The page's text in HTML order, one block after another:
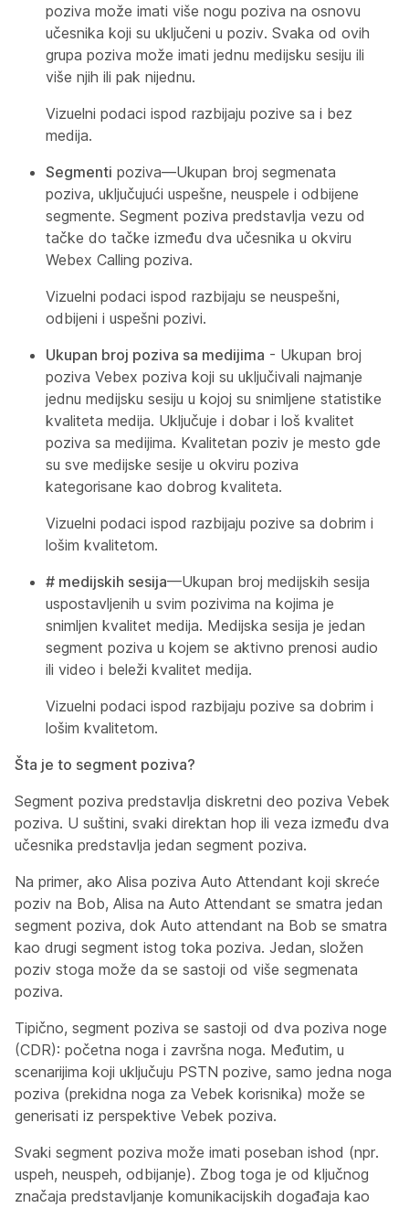
poziva može imati više nogu poziva na osnovu
učesnika koji su uključeni u poziv. Svaka od ovih
grupa poziva može imati jednu medijsku sesiju ili
više njih ili pak nijednu.
Vizuelni podaci ispod razbijaju pozive sa i bez
medija.
Segmenti poziva—Ukupan broj segmenata
poziva, uključujući uspešne, neuspele i odbijene
segmente. Segment poziva predstavlja vezu od
tačke do tačke između dva učesnika u okviru
Webex Calling poziva.
Vizuelni podaci ispod razbijaju se neuspešni,
odbijeni i uspešni pozivi.
Ukupan broj poziva sa medijima - Ukupan broj
poziva Vebex poziva koji su uključivali najmanje
jednu medijsku sesiju u kojoj su snimljene statistike
kvaliteta medija. Uključuje i dobar i loš kvalitet
poziva sa medijima. Kvalitetan poziv je mesto gde
su sve medijske sesije u okviru poziva
kategorisane kao dobrog kvaliteta.
Vizuelni podaci ispod razbijaju pozive sa dobrim i
lošim kvalitetom.
# medijskih sesija—Ukupan broj medijskih sesija
uspostavljenih u svim pozivima na kojima je
snimljen kvalitet medija. Medijska sesija je jedan
segment poziva u kojem se aktivno prenosi audio
ili video i beleži kvalitet medija.
Vizuelni podaci ispod razbijaju pozive sa dobrim i
lošim kvalitetom.
Šta je to segment poziva?
Segment poziva predstavlja diskretni deo poziva Vebek
poziva. U suštini, svaki direktan hop ili veza između dva
učesnika predstavlja jedan segment poziva.
Na primer, ako Alisa poziva Auto Attendant koji skreće
poziv na Bob, Alisa na Auto Attendant se smatra jedan
segment poziva, dok Auto attendant na Bob se smatra
kao drugi segment istog toka poziva. Jedan, složen
poziv stoga može da se sastoji od više segmenata
poziva.
Tipično, segment poziva se sastoji od dva poziva noge
(CDR): početna noga i završna noga. Međutim, u
scenarijima koji uključuju PSTN pozive, samo jedna noga
poziva (prekidna noga za Vebek korisnika) može se
generisati iz perspektive Vebek poziva.
Svaki segment poziva može imati poseban ishod (npr.
uspeh, neuspeh, odbijanje). Zbog toga je od ključnog
značaja predstavljanje komunikacijskih događaja kao